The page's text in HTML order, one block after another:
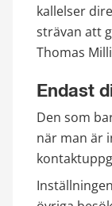
kallelser
strävan att
Thomas
Endast
Den som
när man är